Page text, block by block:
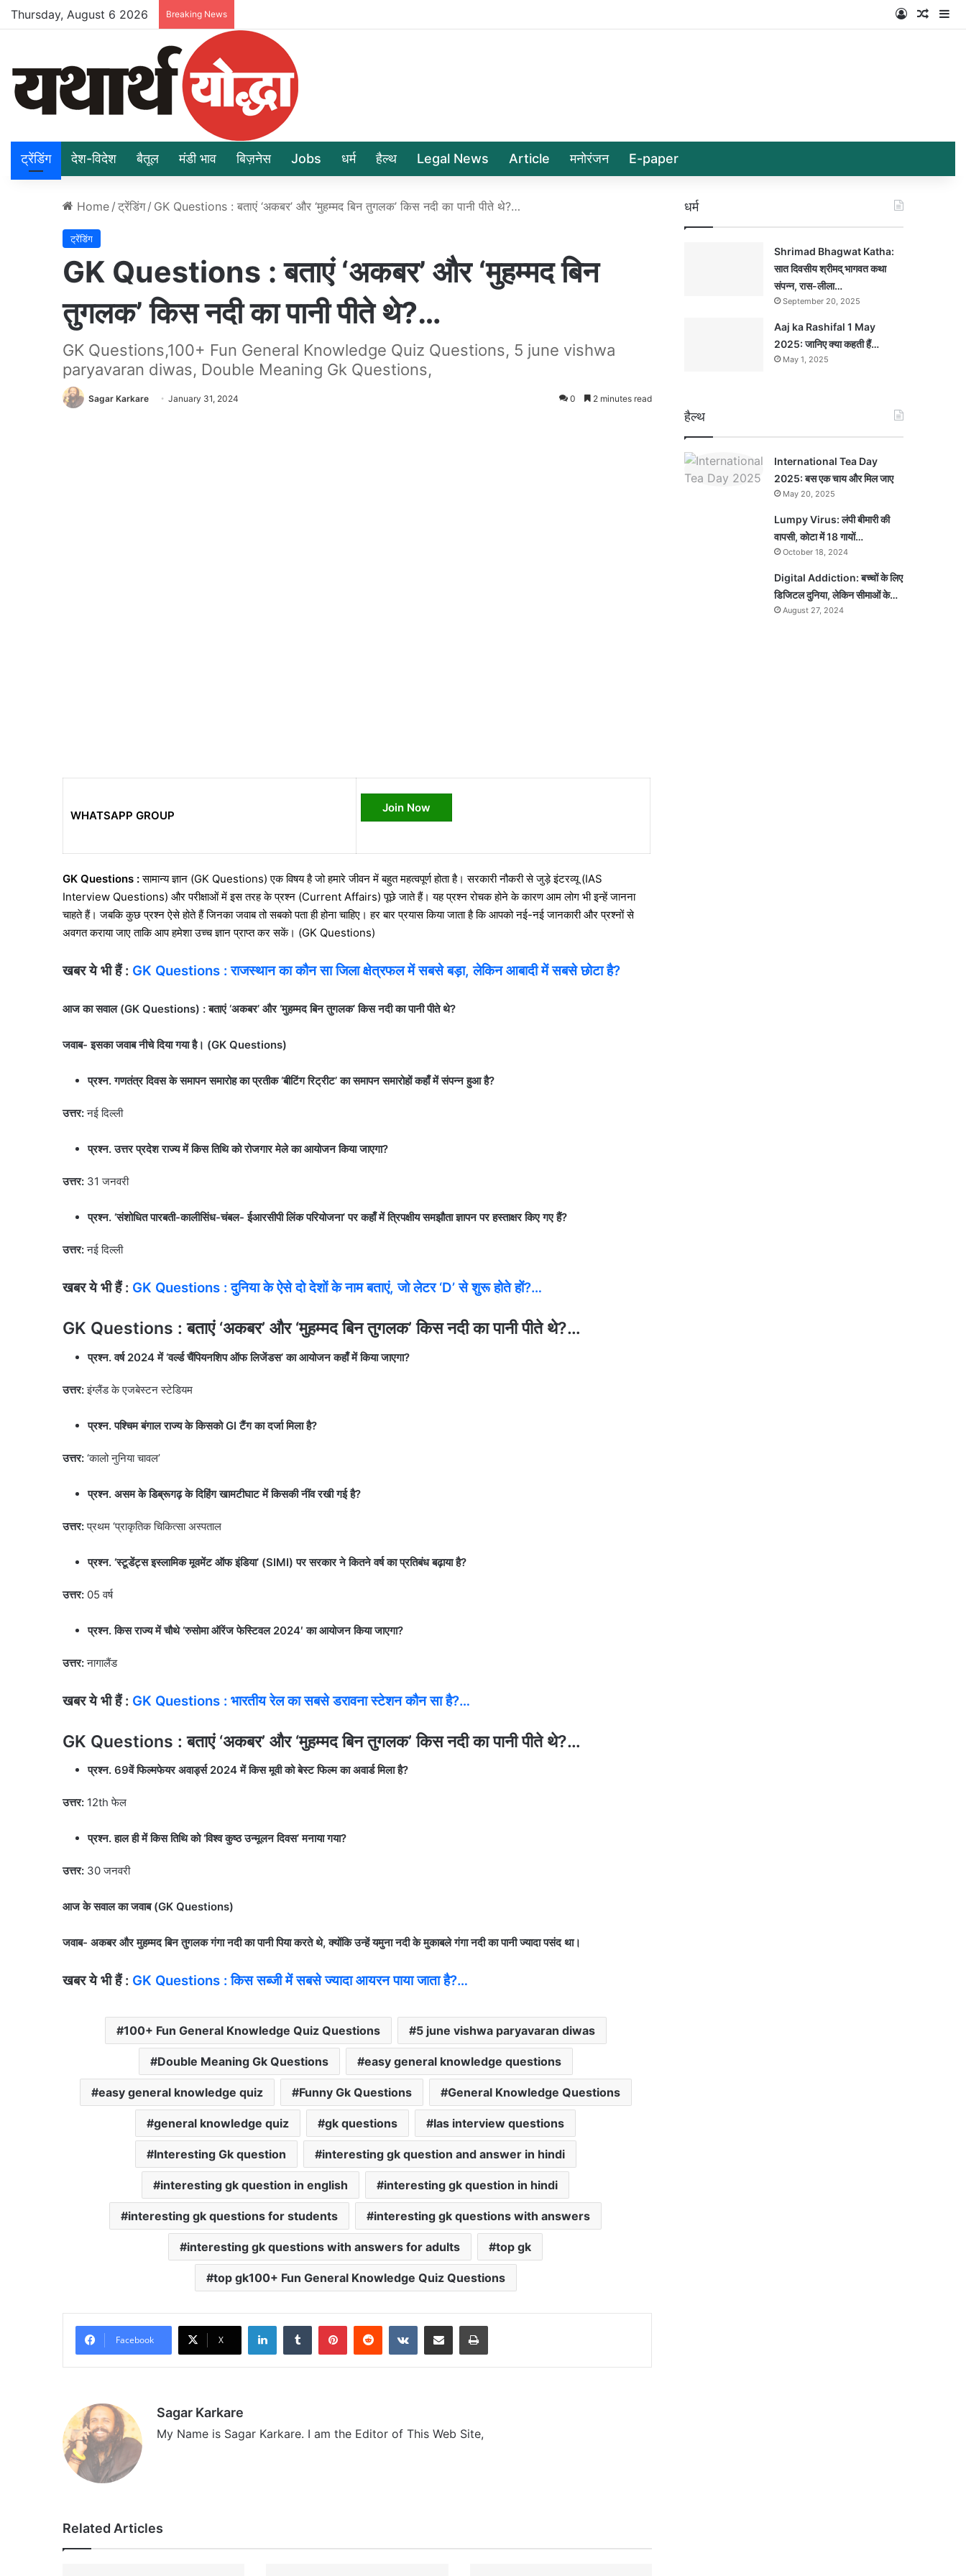
Thursday, August 6 2026 Breaking News Log In
ट्रेंडिंग देश-विदेश बैतूल मंडी भाव बिज़नेस Jobs धर्म हैल्थ Legal News Article मनोरंजन E-paper
Home / ट्रेंडिंग / GK Questions : बताएं ‘अकबर’ और ‘मुहम्मद बिन तुगलक’ किस नदी का पानी पीते थे?…
ट्रेंडिंग
GK Questions : बताएं ‘अकबर’ और ‘मुहम्मद बिन
तुगलक’ किस नदी का पानी पीते थे?…
GK Questions,100+ Fun General Knowledge Quiz Questions, 5 june vishwa
paryavaran diwas, Double Meaning Gk Questions,
Sagar Karkare January 31, 2024 0 2 minutes read
WHATSAPP GROUP
Join Now
GK Questions :सामान्य ज्ञान (GK Questions) एक विषय है जो हमारे जीवन में बहुत महत्वपूर्ण होता है। सरकारी नौकरी से जुड़े इंटरव्यू (IAS
Interview Questions) और परीक्षाओं में इस तरह के प्रश्न (Current Affairs) पूछे जाते हैं। यह प्रश्न रोचक होने के कारण आम लोग भी इन्हें जानना
चाहते हैं। जबकि कुछ प्रश्न ऐसे होते हैं जिनका जवाब तो सबको पता ही होना चाहिए। हर बार प्रयास किया जाता है कि आपको नई-नई जानकारी और प्रश्नों से
अवगत कराया जाए ताकि आप हमेशा उच्च ज्ञान प्राप्त कर सकें। (GK Questions)
खबर ये भी हैं : GK Questions : राजस्थान का कौन सा जिला क्षेत्रफल में सबसे बड़ा, लेकिन आबादी में सबसे छोटा है?
आज का सवाल (GK Questions) : बताएं ‘अकबर’ और ‘मुहम्मद बिन तुगलक’ किस नदी का पानी पीते थे?
जवाब- इसका जवाब नीचे दिया गया है। (GK Questions)
प्रश्न. गणतंत्र दिवस के समापन समारोह का प्रतीक ‘बीटिंग रिट्रीट’ का समापन समारोहों कहाँ में संपन्न हुआ है?
उत्तर:नई दिल्ली
प्रश्न. उत्तर प्रदेश राज्य में किस तिथि को रोजगार मेले का आयोजन किया जाएगा?
उत्तर: 31 जनवरी
प्रश्न. ‘संशोधित पारबती-कालीसिंध-चंबल- ईआरसीपी लिंक परियोजना’ पर कहाँ में त्रिपक्षीय समझौता ज्ञापन पर हस्ताक्षर किए गए हैं?
उत्तर:नई दिल्ली
खबर ये भी हैं : GK Questions : दुनिया के ऐसे दो देशों के नाम बताएं, जो लेटर ‘D’ से शुरू होते हों?…
GK Questions : बताएं ‘अकबर’ और ‘मुहम्मद बिन तुगलक’ किस नदी का पानी पीते थे?…
प्रश्न. वर्ष 2024 में ‘वर्ल्ड चैंपियनशिप ऑफ लिजेंडस’ का आयोजन कहाँ में किया जाएगा?
उत्तर:इंग्लैंड के एजबेस्टन स्टेडियम
प्रश्न. पश्चिम बंगाल राज्य के किसको GI टैंग का दर्जा मिला है?
उत्तर: ‘कालो नुनिया चावल’
प्रश्न. असम के डिब्रूगढ़ के दिहिंग खामटीघाट में किसकी नींव रखी गई है?
उत्तर:प्रथम ‘प्राकृतिक चिकित्सा अस्पताल
प्रश्न. ‘स्टूडेंट्स इस्लामिक मूवमेंट ऑफ इंडिया’ (SIMI) पर सरकार ने कितने वर्ष का प्रतिबंध बढ़ाया है?
उत्तर: 05 वर्ष
प्रश्न. किस राज्य में चौथे ‘रुसोमा ऑरेंज फेस्टिवल 2024′ का आयोजन किया जाएगा?
उत्तर:नागालैंड
खबर ये भी हैं : GK Questions : भारतीय रेल का सबसे डरावना स्टेशन कौन सा है?…
GK Questions : बताएं ‘अकबर’ और ‘मुहम्मद बिन तुगलक’ किस नदी का पानी पीते थे?…
प्रश्न. 69वें फिल्मफेयर अवार्ड्स 2024 में किस मूवी को बेस्ट फिल्म का अवार्ड मिला है?
उत्तर: 12th फेल
प्रश्न. हाल ही में किस तिथि को ‘विश्व कुष्ठ उन्मूलन दिवस’ मनाया गया?
उत्तर: 30 जनवरी
आज के सवाल का जवाब (GK Questions)
जवाब- अकबर और मुहम्मद बिन तुगलक गंगा नदी का पानी पिया करते थे, क्योंकि उन्हें यमुना नदी के मुकाबले गंगा नदी का पानी ज्यादा पसंद था।
खबर ये भी हैं : GK Questions : किस सब्जी में सबसे ज्यादा आयरन पाया जाता है?…
100+ Fun General Knowledge Quiz Questions 5 june vishwa paryavaran diwas
Double Meaning Gk Questions easy general knowledge questions
easy general knowledge quiz Funny Gk Questions General Knowledge Questions
general knowledge quiz gk questions Ias interview questions
Interesting Gk question interesting gk question and answer in hindi
interesting gk question in english interesting gk question in hindi
interesting gk questions for students interesting gk questions with answers
interesting gk questions with answers for adults top gk
top gk100+ Fun General Knowledge Quiz Questions
Facebook X
Sagar Karkare
My Name is Sagar Karkare. I am the Editor of This Web Site,
Related Articles
धर्म
Shrimad Bhagwat Katha:
सात दिवसीय श्रीमद् भागवत कथा
संपन्न, रास-लीला…
September 20, 2025
Aaj ka Rashifal 1 May
2025: जानिए क्या कहती हैं…
May 1, 2025
हैल्थ
International Tea Day
2025: बस एक चाय और मिल जाए
May 20, 2025
Lumpy Virus: लंपी बीमारी की
वापसी, कोटा में 18 गायों…
October 18, 2024
Digital Addiction: बच्चों के लिए
डिजिटल दुनिया, लेकिन सीमाओं के…
August 27, 2024